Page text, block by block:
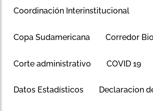
Coordinación Interinstitucional
Copa Sudamericana Corredor
Corte administrativo COVID 19
Datos Estadísticos Declaracion